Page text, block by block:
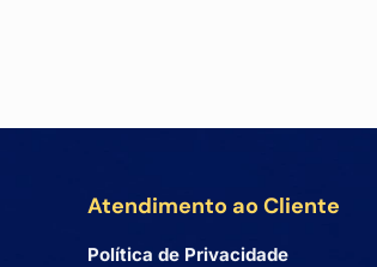
Atendimento ao Cliente
Política de Privacidade